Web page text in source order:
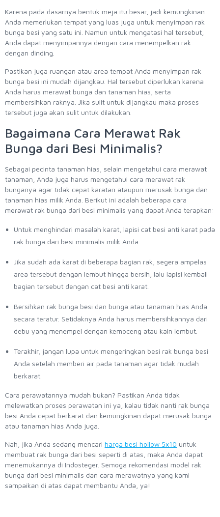
Karena pada dasarnya bentuk meja itu besar, jadi kemungkinan
Anda memerlukan tempat yang luas juga untuk menyimpan rak
bunga besi yang satu ini. Namun untuk mengatasi hal tersebut,
Anda dapat menyimpannya dengan cara menempelkan rak
dengan dinding.
Pastikan juga ruangan atau area tempat Anda menyimpan rak
bunga besi ini mudah dijangkau. Hal tersebut diperlukan karena
Anda harus merawat bunga dan tanaman hias, serta
membersihkan raknya. Jika sulit untuk dijangkau maka proses
tersebut juga akan sulit untuk dilakukan.
Bagaimana Cara Merawat Rak
Bunga dari Besi Minimalis?
Sebagai pecinta tanaman hias, selain mengetahui cara merawat
tanaman, Anda juga harus mengetahui cara merawat rak
bunganya agar tidak cepat karatan ataupun merusak bunga dan
tanaman hias milik Anda. Berikut ini adalah beberapa cara
merawat rak bunga dari besi minimalis yang dapat Anda terapkan:
Untuk menghindari masalah karat, lapisi cat besi anti karat pada
rak bunga dari besi minimalis milik Anda.
Jika sudah ada karat di beberapa bagian rak, segera ampelas
area tersebut dengan lembut hingga bersih, lalu lapisi kembali
bagian tersebut dengan cat besi anti karat.
Bersihkan rak bunga besi dan bunga atau tanaman hias Anda
secara teratur. Setidaknya Anda harus membersihkannya dari
debu yang menempel dengan kemoceng atau kain lembut.
Terakhir, jangan lupa untuk mengeringkan besi rak bunga besi
Anda setelah memberi air pada tanaman agar tidak mudah
berkarat.
Cara perawatannya mudah bukan? Pastikan Anda tidak
melewatkan proses perawatan ini ya, kalau tidak nanti rak bunga
besi Anda cepat berkarat dan kemungkinan dapat merusak bunga
atau tanaman hias Anda juga.
Nah, jika Anda sedang mencari harga besi hollow 5x10 untuk
membuat rak bunga dari besi seperti di atas, maka Anda dapat
menemukannya di Indosteger. Semoga rekomendasi model rak
bunga dari besi minimalis dan cara merawatnya yang kami
sampaikan di atas dapat membantu Anda, ya!